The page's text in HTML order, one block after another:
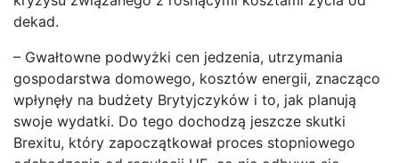
dekad.
– Gwałtowne podwyżki cen jedzenia, utrzymania
gospodarstwa domowego, kosztów energii, znacząco
wpłynęły na budżety Brytyjczyków i to, jak planują
swoje wydatki. Do tego dochodzą jeszcze skutki
Brexitu, który zapoczątkował proces stopniowego